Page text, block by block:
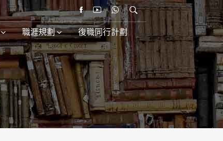
職涯規劃 復職同行計劃